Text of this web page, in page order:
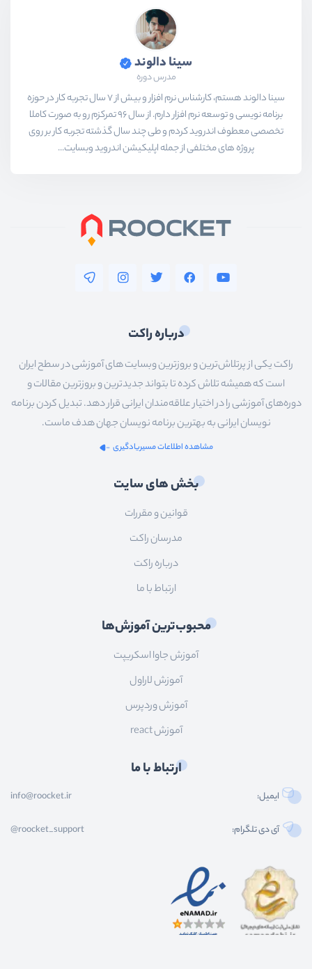
سینا دالوند
مدرس دوره
سینا دالوند هستم،‌ کارشناس نرم افزار و بیش از 7 سال تجربه کار در حوزه
برنامه نویسی و توسعه نرم افزار دارم. از سال 96 تمرکزم رو به صورت کاملا
تخصصی معطوف اندروید کردم و طی چند سال گذشته تجربه کار بر روی
پروژه های مختلفی از جمله اپلیکیشن اندروید وبسایت...
درباره راکت
راکت یکی از پرتلاش‌ترین و بروزترین وبسایت های آموزشی در سطح ایران
است که همیشه تلاش کرده تا بتواند جدیدترین و بروزترین مقالات و
دوره‌های آموزشی را در اختیار علاقه‌مندان ایرانی قرار دهد. تبدیل کردن برنامه
نویسان ایرانی به بهترین برنامه نویسان جهان هدف ماست.
مشاهده اطلاعات مسیریادگیری
بخش های سایت
قوانین و مقررات
مدرسان راکت
درباره راکت
ارتباط با ما
محبوب‌ترین آموزش‌ها
آموزش جاوا اسکریپت
آموزش لاراول
آموزش وردپرس
آموزش react
ارتباط با ما
ایمیل: info@roocket.ir
آی دی تلگرام: @roocket_support